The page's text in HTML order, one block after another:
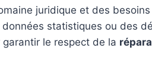
juridique et des
statistiques ou des
garantir le respect de la